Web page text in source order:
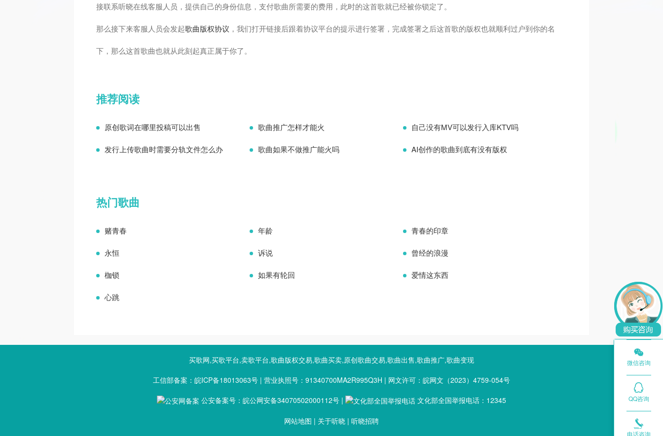
接联系听晓在线客服人员，提供自己的身份信息，支付歌曲所需要的费用，此时的这首歌就已经被你锁定了。
那么接下来客服人员会发起歌曲版权协议 ，我们打开链接后跟着协议平台的提示进行签署，完成签署之后这首歌的版权也就顺利过户到你的名
下，那么这首歌曲也就从此刻起真正属于你了。
推荐阅读
原创歌词在哪里投稿可以出售 歌曲推广怎样才能火 自己没有MV可以发行入库KTV吗
发行上传歌曲时需要分轨文件怎么办 歌曲如果不做推广能火吗 AI创作的歌曲到底有没有版权
热门歌曲
赌青春 年龄 青春的印章
永恒 诉说 曾经的浪漫
枷锁 如果有轮回 爱情这东西
心跳
买歌网,买歌平台,卖歌平台,歌曲版权交易,歌曲买卖,原创歌曲交易,歌曲出售,歌曲推广,歌曲变现
工信部备案：皖ICP备18013063号 | 营业执照号：91340700MA2R995Q3H | 网文许可：皖网文（2023）4759-054号
公安备案号：皖公网安备34070502000112号 | 文化部全国举报电话：12345
网站地图 | 关于听晓 | 听晓招聘

微信咨询
QQ咨询

电话咨询